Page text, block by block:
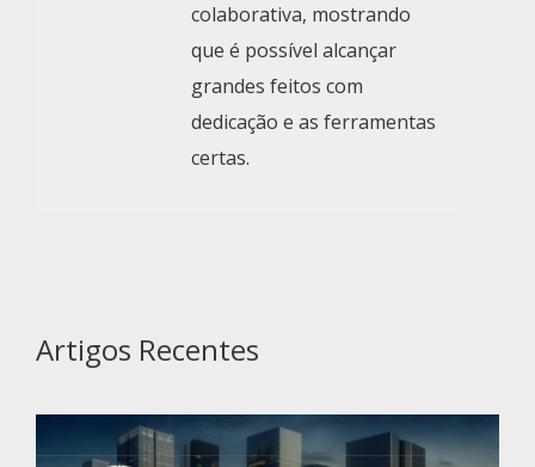
colaborativa, mostrando
que é possível alcançar
grandes feitos com
dedicação e as ferramentas
certas.
Artigos Recentes